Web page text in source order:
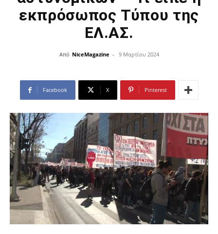
εκπρόσωπος Τύπου της
ΕΛ.ΑΣ.
Από NiceMagazine - 9 Μαρτίου 2024
Facebook X Pinterest